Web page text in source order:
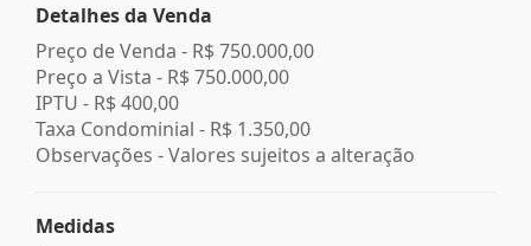
Detalhes da Venda
Preço de Venda - R$ 750.000,00
Preço a Vista - R$ 750.000,00
IPTU - R$ 400,00
Taxa Condominial - R$ 1.350,00
Observações - Valores sujeitos a alteração
Medidas